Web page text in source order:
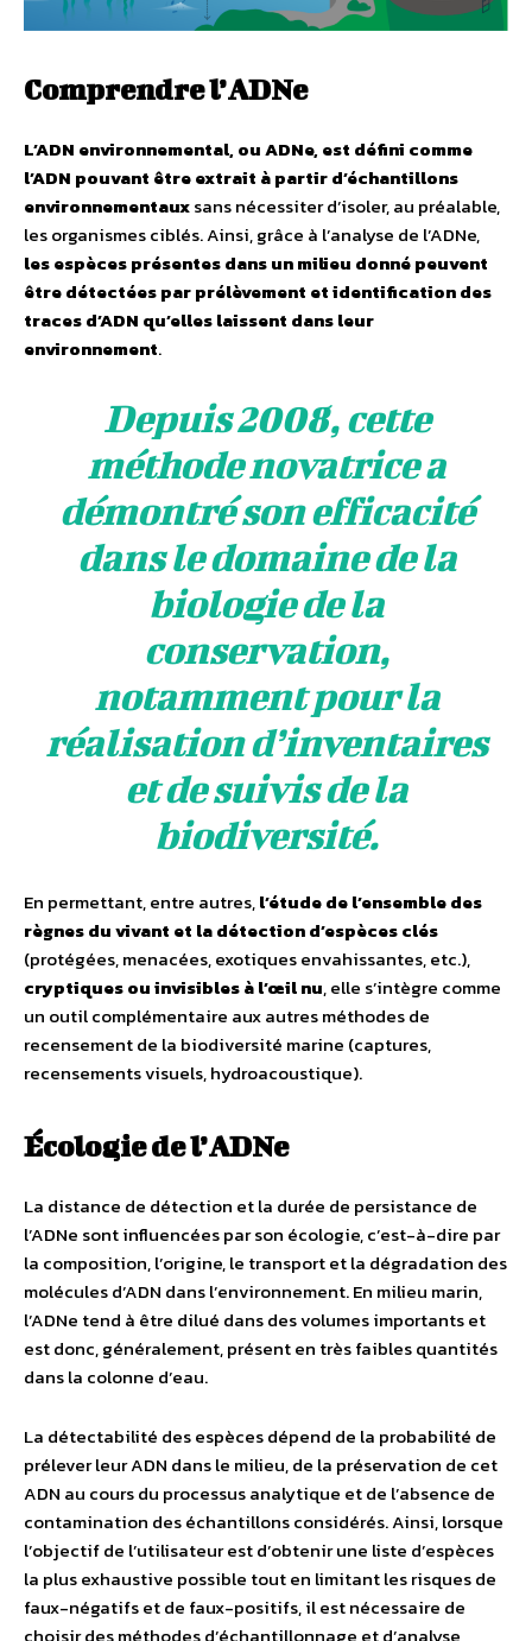
Comprendre l’ADNe
L’ADN environnemental, ou ADNe, est défini comme
l’ADN pouvant être extrait à partir d’échantillons
environnementauxsans nécessiter d’isoler, au préalable,
les organismes ciblés. Ainsi, grâce à l’analyse de l’ADNe,
les espèces présentes dans un milieu donné peuvent
être détectées par prélèvement et identification des
traces d’ADN qu’elles laissent dans leur
environnement.
Depuis 2008, cette
méthode novatrice a
démontré son efficacité
dans le domaine de la
biologie de la
conservation,
notamment pour la
réalisation d’inventaires
et de suivis de la
biodiversité.
En permettant, entre autres,l’étude de l’ensemble des
règnes du vivant et la détection d’espèces clés
(protégées, menacées, exotiques envahissantes, etc.),
cryptiques ou invisibles à l’œil nu, elle s’intègre comme
un outil complémentaire aux autres méthodes de
recensement de la biodiversité marine (captures,
recensements visuels, hydroacoustique).
Écologie de l’ADNe
La distance de détection et la durée de persistance de
l’ADNe sont influencées par son écologie, c’est-à-dire par
la composition, l’origine, le transport et la dégradation des
molécules d’ADN dans l’environnement. En milieu marin,
l’ADNe tend à être dilué dans des volumes importants et
est donc, généralement, présent en très faibles quantités
dans la colonne d’eau.
La détectabilité des espèces dépend de la probabilité de
prélever leur ADN dans le milieu, de la préservation de cet
ADN au cours du processus analytique et de l’absence de
contamination des échantillons considérés. Ainsi, lorsque
l’objectif de l’utilisateur est d’obtenir une liste d’espèces
la plus exhaustive possible tout en limitant les risques de
faux-négatifs et de faux-positifs, il est nécessaire de
choisir des méthodes d’échantillonnage et d’analyse